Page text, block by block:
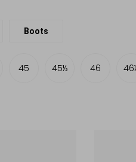
Boots
45 45½ 46